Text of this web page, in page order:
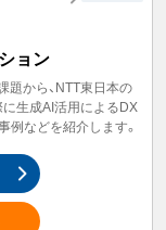
ョン
題から、NTT東日本の
に生成AI活用によるDX
例などを紹介します。